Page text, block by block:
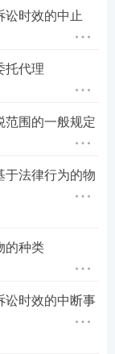
Ⅱ）（符合2023
Ⅱ）（符合2023
讼时效的中止
托代理
范围的一般规定
于法律行为的物
的种类
讼时效的中断事